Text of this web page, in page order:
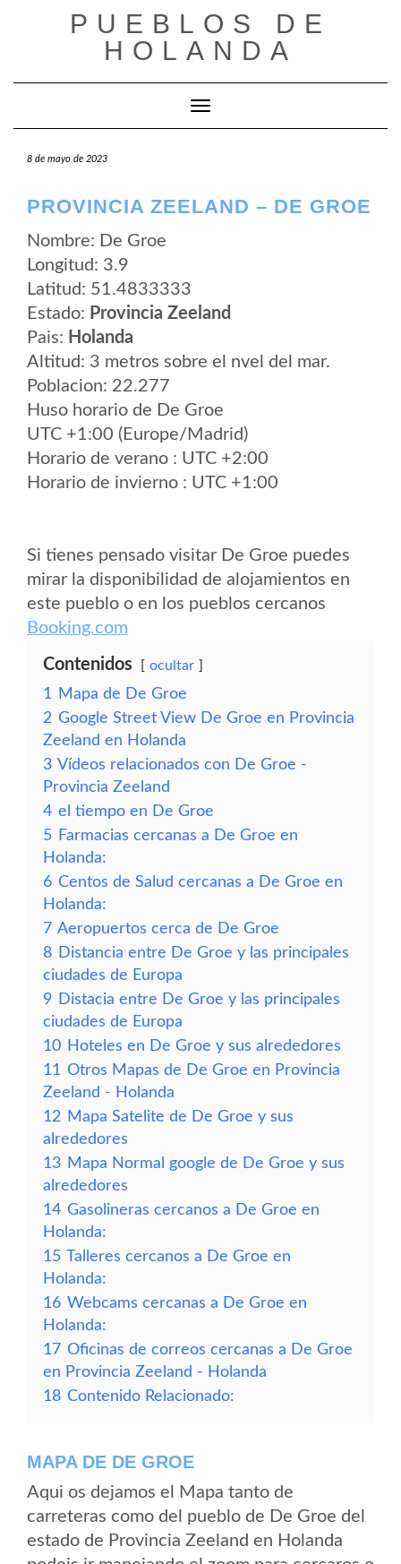
PUEBLOS DE
HOLANDA
Cambiar modo de navegación
8 de mayo de 2023
PROVINCIA ZEELAND – DE GROE
Nombre: De Groe
Longitud: 3.9
Latitud: 51.4833333
Estado: Provincia Zeeland
Pais: Holanda
Altitud: 3 metros sobre el nvel del mar.
Poblacion: 22.277
Huso horario de De Groe
UTC +1:00 (Europe/Madrid)
Horario de verano : UTC +2:00
Horario de invierno : UTC +1:00
Si tienes pensado visitar De Groe puedes
mirar la disponibilidad de alojamientos en
este pueblo o en los pueblos cercanos
Booking.com
Contenidos ocultar
1
Mapa de De Groe
2 Google Street View De Groe en Provincia
Zeeland en Holanda
3 Vídeos relacionados con De Groe -
Provincia Zeeland
4 el tiempo en De Groe
5 Farmacias cercanas a De Groe en
Holanda:
6 Centos de Salud cercanas a De Groe en
Holanda:
7 Aeropuertos cerca de De Groe
8 Distancia entre De Groe y las principales
ciudades de Europa
9 Distacia entre De Groe y las principales
ciudades de Europa
10 Hoteles en De Groe y sus alrededores
11 Otros Mapas de De Groe en Provincia
Zeeland - Holanda
12 Mapa Satelite de De Groe y sus
alrededores
13 Mapa Normal google de De Groe y sus
alrededores
14 Gasolineras cercanos a De Groe en
Holanda:
15 Talleres cercanos a De Groe en
Holanda:
16 Webcams cercanas a De Groe en
Holanda:
17 Oficinas de correos cercanas a De Groe
en Provincia Zeeland - Holanda
18 Contenido Relacionado:
MAPA DE DE GROE
Aqui os dejamos el Mapa tanto de
carreteras como del pueblo de De Groe del
estado de Provincia Zeeland en Holanda